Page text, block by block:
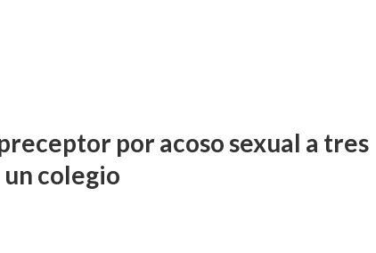
por acoso sexual a tres
colegio